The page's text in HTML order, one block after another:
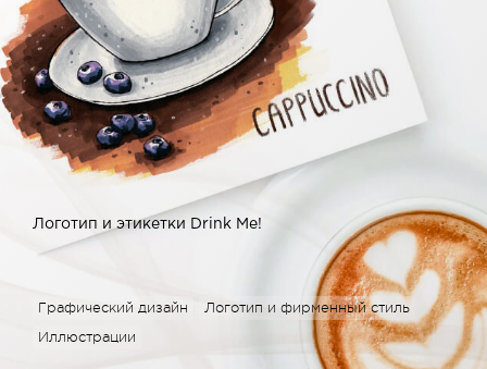
Логотип и этикетки Drink Me!
Графический дизайн
Логотип и фирменный стиль
Иллюстрации